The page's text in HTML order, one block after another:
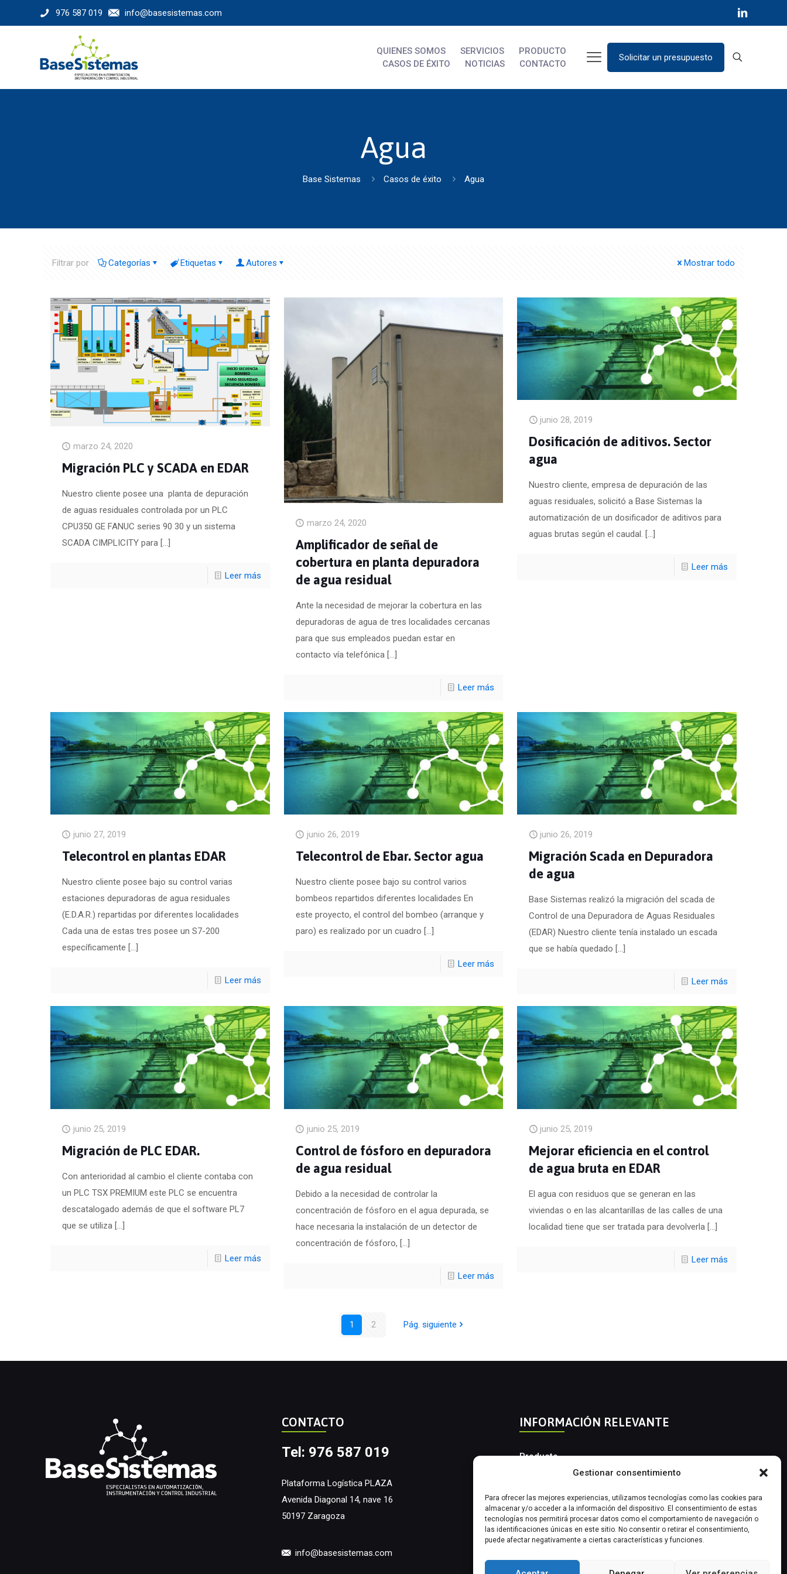
Gestionar consentimiento
Para ofrecer las mejores experiencias, utilizamos tecnologías como las cookies para
almacenar y/o acceder a la información del dispositivo. El consentimiento de estas
tecnologías nos permitirá procesar datos como el comportamiento de navegación o
las identificaciones únicas en este sitio. No consentir o retirar el consentimiento,
puede afectar negativamente a ciertas características y funciones.
976 587 019 info@basesistemas.com
QUIENES SOMOS SERVICIOS
PRODUCTO
CASOS DE ÉXITO
NOTICIAS CONTACTO
Solicitar un presupuesto
Agua
Base Sistemas Casos de éxito Agua
Filtrar por Categorías Etiquetas Autores Mostrar todo
marzo 24, 2020
Migración PLC y SCADA en EDAR
Nuestro cliente posee una planta de depuración
de aguas residuales controlada por un PLC
CPU350 GE FANUC series 90 30 y un sistema
SCADA CIMPLICITY para[…]
Leer más
marzo 24, 2020
Amplificador de señal de
cobertura en planta depuradora
de agua residual
Ante la necesidad de mejorar la cobertura en las
depuradoras de agua de tres localidades cercanas
para que sus empleados puedan estar en
contacto vía telefónica[…]
Leer más
junio 28, 2019
Dosificación de aditivos. Sector
agua
Nuestro cliente, empresa de depuración de las
aguas residuales, solicitó a Base Sistemas la
automatización de un dosificador de aditivos para
aguas brutas según el caudal. […]
Leer más
junio 27, 2019
Telecontrol en plantas EDAR
Nuestro cliente posee bajo su control varias
estaciones depuradoras de agua residuales
(E.D.A.R.) repartidas por diferentes localidades
Cada una de estas tres posee un S7-200
específicamente […]
Leer más
junio 26, 2019
Telecontrol de Ebar. Sector agua
Nuestro cliente posee bajo su control varios
bombeos repartidos diferentes localidades En
este proyecto, el control del bombeo (arranque y
paro) es realizado por un cuadro […]
Leer más
junio 26, 2019
Migración Scada en Depuradora
de agua
Base Sistemas realizó la migración del scada de
Control de una Depuradora de Aguas Residuales
(EDAR) Nuestro cliente tenía instalado un escada
que se había quedado […]
Leer más
junio 25, 2019
Migración de PLC EDAR.
Con anterioridad al cambio el cliente contaba con
un PLC TSX PREMIUM este PLC se encuentra
descatalogado además de que el software PL7
que se utiliza[…]
Leer más
junio 25, 2019
Control de fósforo en depuradora
de agua residual
Debido a la necesidad de controlar la
concentración de fósforo en el agua depurada, se
hace necesaria la instalación de un detector de
concentración de fósforo, […]
Leer más
junio 25, 2019
Mejorar eficiencia en el control
de agua bruta en EDAR
El agua con residuos que se generan en las
viviendas o en las alcantarillas de las calles de una
localidad tiene que ser tratada para devolverla […]
Leer más
1 2 Pág. siguiente
CONTACTO
Tel: 976 587 019
Plataforma Logística PLAZA
Avenida Diagonal 14, nave 16
50197 Zaragoza
info@basesistemas.com
INFORMACIÓN RELEVANTE
Producto
Instrumentación Industrial